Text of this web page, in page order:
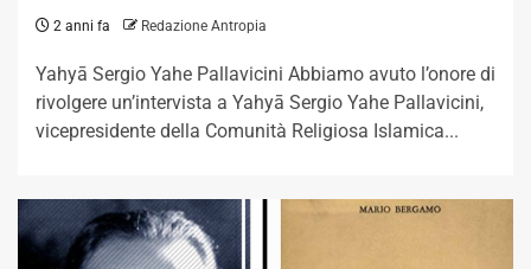
2 anni fa Redazione Antropia
Yahyā Sergio Yahe Pallavicini Abbiamo avuto l’onore di
rivolgere un’intervista a Yahyā Sergio Yahe Pallavicini,
vicepresidente della Comunità Religiosa Islamica...